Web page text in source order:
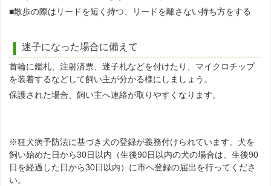
■散歩の際はリードを短く持つ、リードを離さない持ち方をする
迷子になった場合に備えて
首輪に鑑札、注射済票、迷子札などを付けたり、マイクロチップ
を装着するなどして飼い主が分かる様にしましょう。
保護された場合、飼い主へ連絡が取りやすくなります。
※狂犬病予防法に基づき犬の登録が義務付けられています。犬を
飼い始めた日から30日以内（生後90日以内の犬の場合は、生後90
日を経過した日から30日以内）に市へ登録の届出を行ってくださ
い。